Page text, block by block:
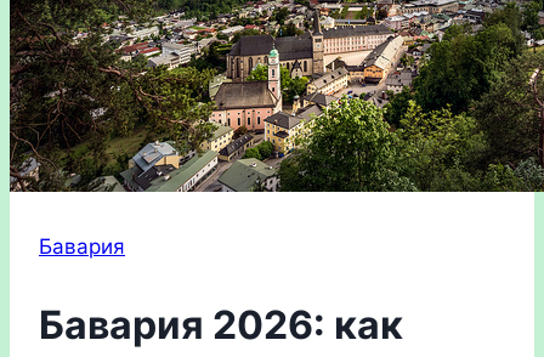
Бавария
Бавария 2026: как